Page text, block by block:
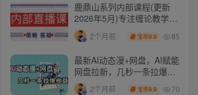
鹿鼎山系列内部课程(更新
2026年5月)专注缠论教学，
行情分析、学习答疑、机会
提示、实操讲解
2个月前 宝币9.9 85
最新AI动态漫+网盘，AI赋能
网盘拉新，几秒一条拉爆收
益
2个月前 宝币9.9 70